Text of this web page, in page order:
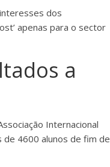
dos
apenas para o sector
a
Internacional
de 4600 alunos de fim de